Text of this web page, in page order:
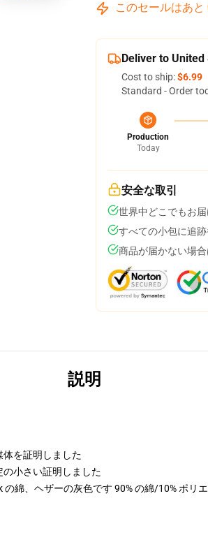
このセールはあと
Deliver to United
Cost to ship:$6.99
Standard - Order
Production
Today
安全な取引
世界中どこでもお届
すべての小包に追
商品が届かない場
説明
を証明しました
小さい証明しました
綿、ヘザーの灰色です 90% の綿/10% ポリ